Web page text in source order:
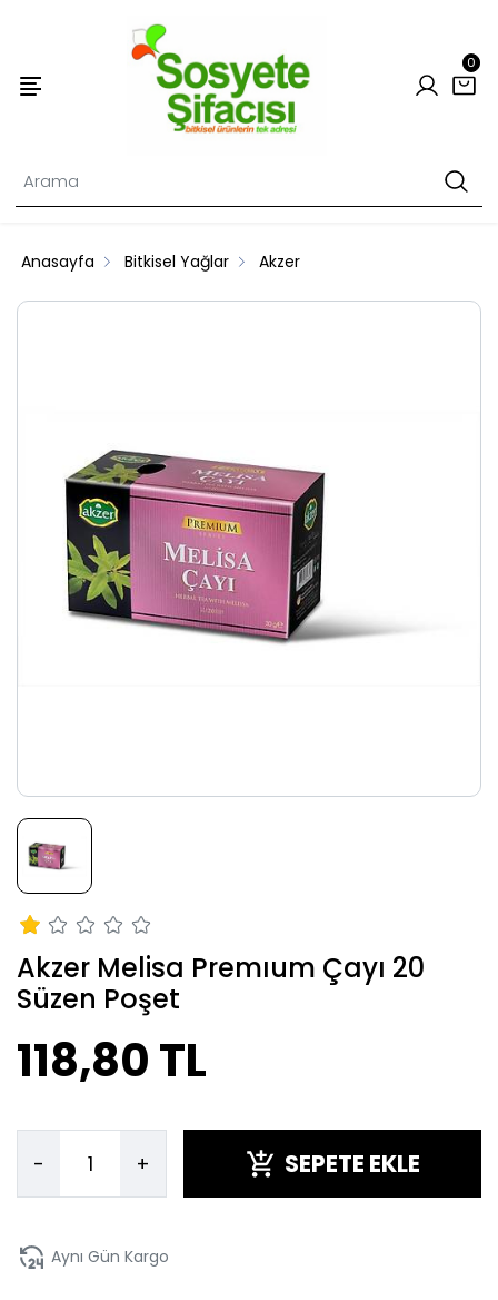
0
Anasayfa Bitkisel Yağlar Akzer
Akzer Melisa Premıum Çayı 20
Süzen Poşet
118,80 TL
- + SEPETE EKLE
Aynı Gün Kargo